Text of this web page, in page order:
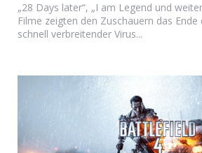
„28 Days later“, „I am Legend und
Filme zeigten den Zuschauern das Ende
schnell verbreitender Virus...